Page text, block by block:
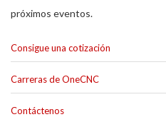
próximos eventos.
Consigue una cotización
Carreras de OneCNC
Contáctenos